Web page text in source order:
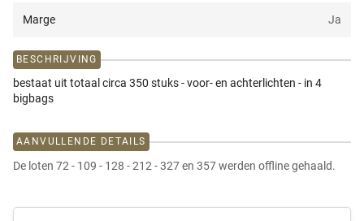
Marge Ja
BESCHRIJVING
bestaat uit totaal circa 350 stuks - voor- en achterlichten - in 4
bigbags
AANVULLENDE DETAILS
De loten 72 - 109 - 128 - 212 - 327 en 357 werden offline gehaald.